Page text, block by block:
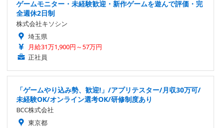
ゲームモニター・未経験歓迎・新作ゲームを遊んで評価・完
全週休2日制
株式会社キソシン
埼玉県
月給31万1,900円～57万円
正社員
「ゲームやり込み勢、歓迎!」/アプリテスター/月収30万可/
未経験OK/オンライン選考OK/研修制度あり
BCC株式会社
東京都